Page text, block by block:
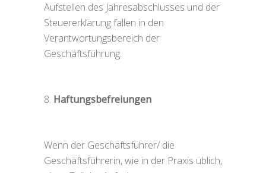
Aufstellen des Jahresabschlusses und der
Steuererklärung fallen in den
Verantwortungsbereich der
Geschäftsführung.
Haftungsbefreiungen
Wenn der Geschäftsführer/ die
Geschäftsführerin, wie in der Praxis üblich,